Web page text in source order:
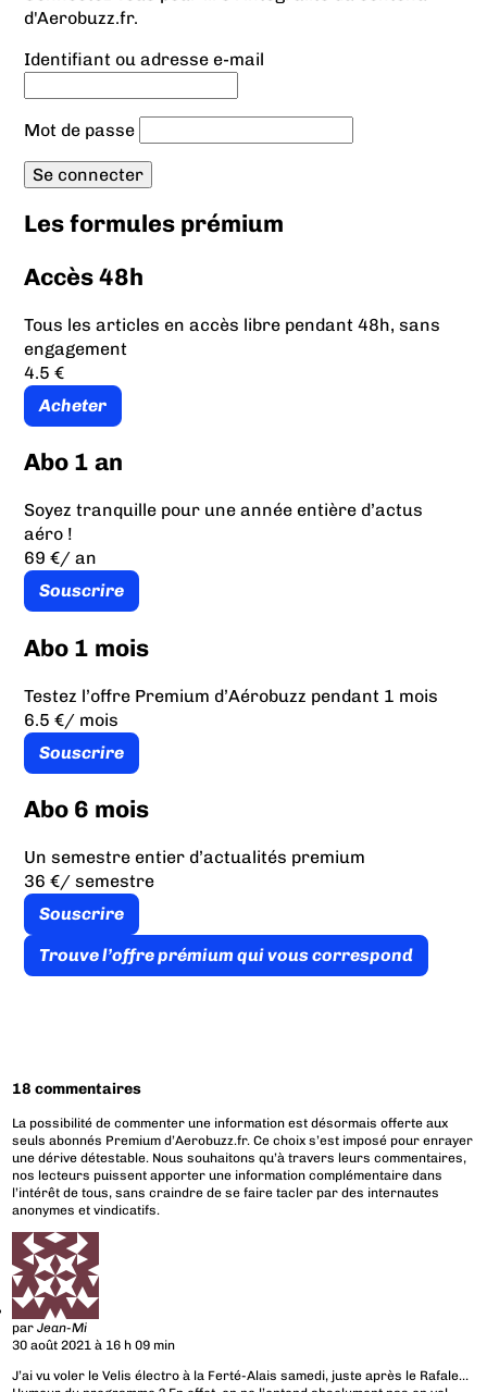
d'Aerobuzz.fr.
Identifiant ou adresse e-mail
Mot de passe
Les formules prémium
Accès 48h
Tous les articles en accès libre pendant 48h, sans
engagement
4.5 €
Acheter
Abo 1 an
Soyez tranquille pour une année entière d’actus
aéro !
69 €/ an
Souscrire
Abo 1 mois
Testez l’offre Premium d’Aérobuzz pendant 1 mois
6.5 €/ mois
Souscrire
Abo 6 mois
Un semestre entier d’actualités premium
36 €/ semestre
Souscrire
Trouve l’offre prémium qui vous correspond
18 commentaires
La possibilité de commenter une information est désormais offerte aux
seuls abonnés Premium d’Aerobuzz.fr. Ce choix s’est imposé pour enrayer
une dérive détestable. Nous souhaitons qu’à travers leurs commentaires,
nos lecteurs puissent apporter une information complémentaire dans
l’intérêt de tous, sans craindre de se faire tacler par des internautes
anonymes et vindicatifs.
parJean-Mi
30 août 2021 à 16 h 09 min
J’ai vu voler le Velis électro à la Ferté-Alais samedi, juste après le Rafale…